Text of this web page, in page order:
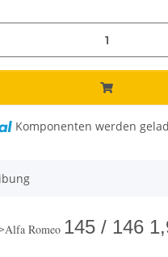
Komponenten werden
Alfa Romeo 145 / 146